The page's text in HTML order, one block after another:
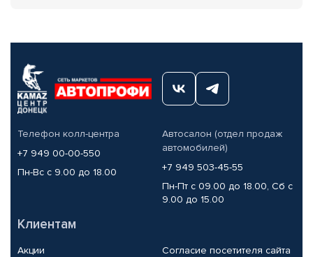
Телефон колл-центра
+7 949 00-00-550
Пн-Вс с 9.00 до 18.00
Автосалон (отдел продаж
автомобилей)
+7 949 503-45-55
Пн-Пт с 09.00 до 18.00, Сб с
9.00 до 15.00
Клиентам
Акции
Согласие посетителя сайта